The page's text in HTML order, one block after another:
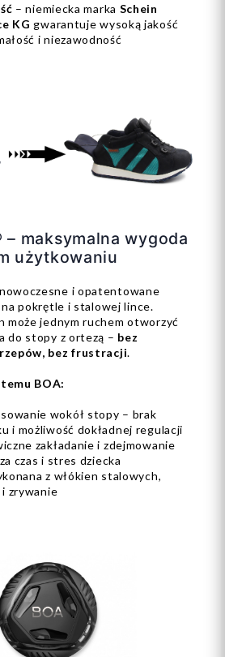
– niemiecka marka Schein
KG gwarantuje wysoką jakość
i niezawodność
– maksymalna wygoda
użytkowaniu
i opatentowane
pokrętle i stalowej lince.
może jednym ruchem otworzyć
do stopy z ortezą – bez
bez frustracji.
BOA:
wokół stopy – brak
i możliwość dokładnej regulacji
zakładanie i zdejmowanie
czas i stres dziecka
z włókien stalowych,
zrywanie